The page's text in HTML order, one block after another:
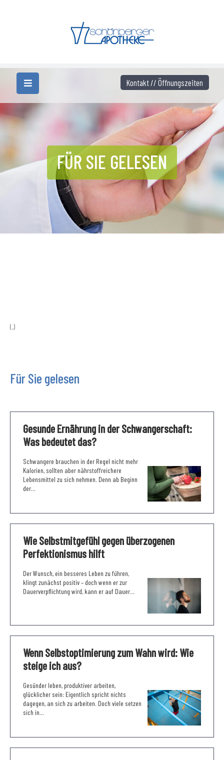
FÜR SIE GELESEN
(..)
Für Sie gelesen
Gesunde Ernährung in der Schwangerschaft:
Was bedeutet das?
Schwangere brauchen in der Regel nicht mehr
Kalorien, sollten aber nährstoffreichere
Lebensmittel zu sich nehmen. Denn ab Beginn
der...
Wie Selbstmitgefühl gegen überzogenen
Perfektionismus hilft
Der Wunsch, ein besseres Leben zu führen,
klingt zunächst positiv – doch wenn er zur
Dauerverpflichtung wird, kann er auf Dauer...
Wenn Selbstoptimierung zum Wahn wird: Wie
steige ich aus?
Gesünder leben, produktiver arbeiten,
glücklicher sein: Eigentlich spricht nichts
dagegen, an sich zu arbeiten. Doch viele setzen
sich in...
Kontakt // Öffnungszeiten